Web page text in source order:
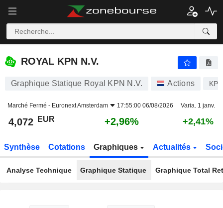
ROYAL KPN N.V.
ROYAL KPN N.V.
Graphique Statique Royal KPN N.V. Actions KPN
Marché Fermé - Euronext Amsterdam 17:55:00 06/08/2026 Varia. 1 janv.
4,072 EUR +2,96% +2,41%
Synthèse Cotations Graphiques Actualités
Analyse Technique Graphique Statique Graphique Total